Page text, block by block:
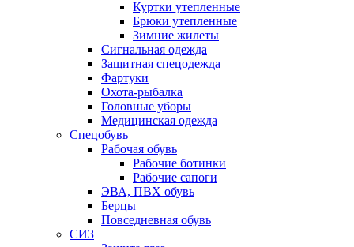
Куртки утепленные
Брюки утепленные
Зимние жилеты
Сигнальная одежда
Защитная спецодежда
Фартуки
Охота-рыбалка
Головные уборы
Медицинская одежда
Спецобувь
Рабочая обувь
Рабочие ботинки
Рабочие сапоги
ЭВА, ПВХ обувь
Берцы
Повседневная обувь
СИЗ